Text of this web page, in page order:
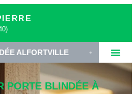
• SERRURIER
PORTE BLINDÉE À